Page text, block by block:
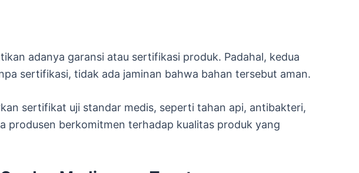
adanya garansi atau sertifikasi produk. Padahal, kedua
sertifikasi, tidak ada jaminan bahwa bahan tersebut aman.
sertifikat uji standar medis, seperti tahan api, antibakteri,
produsen berkomitmen terhadap kualitas produk yang